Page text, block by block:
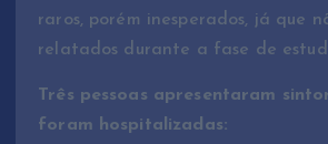
raros, porém inesperados, já que
relatados durante a fase de
Três pessoas apresentaram
foram hospitalizadas: